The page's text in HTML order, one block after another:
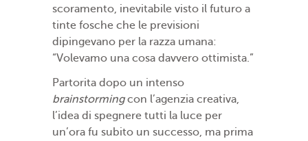
scoramento, inevitabile visto il futuro a
tinte fosche che le previsioni
dipingevano per la razza umana:
“Volevamo una cosa davvero ottimista.”
Partorita dopo un intenso
brainstormingcon l’agenzia creativa,
l’idea di spegnere tutti la luce per
un’ora fu subito un successo, ma prima